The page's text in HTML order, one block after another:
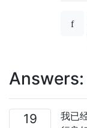
Answers:
19
我已